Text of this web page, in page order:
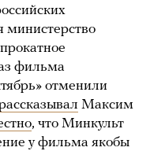
министерство
фильма
отменили
Максим
, что Минкульт
у фильма якобы